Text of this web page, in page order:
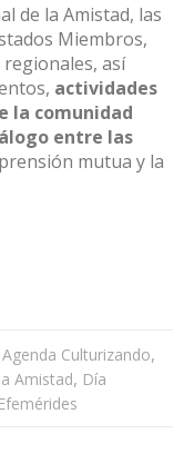
de la Amistad, las
Miembros,
así
actividades
la comunidad
entre las
mutua y la
Agenda Culturizando,
Amistad, Día
Efemérides